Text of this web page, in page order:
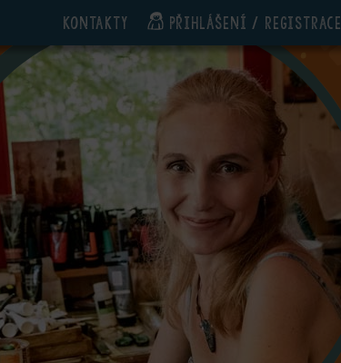
Kontakty Přihlášení / registrace